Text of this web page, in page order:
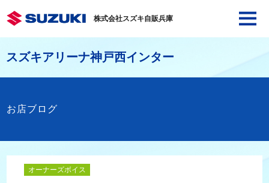
株式会社スズキ自販兵庫
スズキアリーナ神戸西インター
お店ブログ
オーナーズボイス